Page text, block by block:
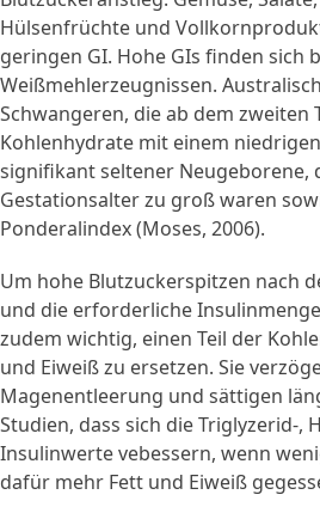
Hülsenfrüchte und
geringen GI. Hohe GIs finden sich
Weißmehlerzeugnissen.
Schwangeren, die ab dem zweiten
Kohlenhydrate mit einem
signifikant seltener Neugeborene,
Gestationsalter zu groß waren
Ponderalindex (Moses, 2006).
Um hohe Blutzuckerspitzen nach
und die erforderliche
zudem wichtig, einen Teil der
und Eiweiß zu ersetzen. Sie
Magenentleerung und sättigen
Studien, dass sich die Triglyzerid-,
Insulinwerte vebessern, wenn
dafür mehr Fett und Eiweiß